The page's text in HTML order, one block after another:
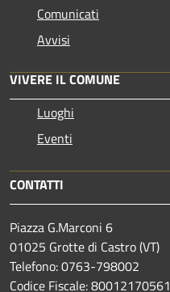
Comunicati
Avvisi
VIVERE IL COMUNE
Luoghi
Eventi
CONTATTI
Piazza G.Marconi 6
01025 Grotte di Castro (VT)
Telefono: 0763-798002
Codice Fiscale: 80012170561